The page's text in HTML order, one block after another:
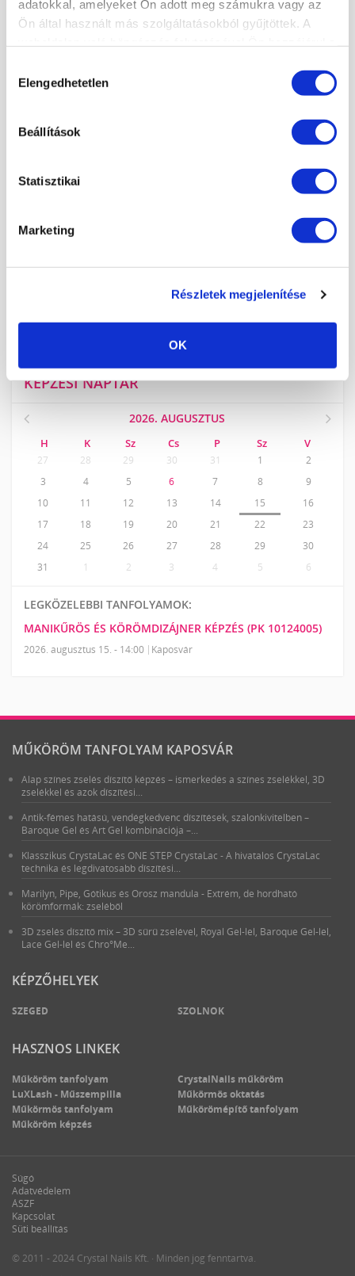
adatokkal, amelyeket Ön adott meg számukra vagy az
Ön által használt más szolgáltatásokból gyűjtöttek. A
kiválasztása
Elengedhetetlen
Beállítások
Statisztikai
Marketing
Részletek megjelenítése
OK
ISKOLÁNKRÓL
SZAKOKTATÓ KÉPZÉS
KÖRÖMHAJÓ
KÉPZÉSI NAPTÁR
2026. AUGUSZTUS
H K Sz Cs P Sz V
27 28 29 30 31 1
2
3
4 5 6 7 8
9
10
11 12 13 14 15
16
17
18 19 20 21 22
23
24
25 26 27 28 29
30
31
1 2 3 4 5 6
LEGKÖZELEBBI TANFOLYAMOK:
MANIKŰRÖS ÉS KÖRÖMDIZÁJNER KÉPZÉS (PK 10124005)
2026. augusztus 15. - 14:00 Kaposvár
MŰKÖRÖM TANFOLYAM KAPOSVÁR
Alap színes zselés díszítő képzés – ismerkedés a színes zselékkel, 3D
zselékkel és azok díszítési...
Antik-fémes hatású, vendégkedvenc díszítések, szalonkivitelben –
Baroque Gel és Art Gel kombinációja –...
Klasszikus CrystaLac és ONE STEP CrystaLac - A hivatalos CrystaLac
technika és legdivatosabb díszítési...
Marilyn, Pipe, Gótikus és Orosz mandula - Extrém, de hordható
körömformák: zseléből
3D zselés díszítő mix – 3D sűrű zselével, Royal Gel-lel, Baroque Gel-lel,
Lace Gel-lel és Chro°Me...
KÉPZŐHELYEK
SZEGED SZOLNOK
HASZNOS LINKEK
Műköröm tanfolyam
CrystalNails műköröm
LuXLash - Műszempilla
Műkörmös oktatás
Műkörmös tanfolyam
Műkörömépítő tanfolyam
Műköröm képzés
Súgó
Adatvédelem
ÁSZF
Kapcsolat
Süti beállítás
© 2011 - 2024 Crystal Nails Kft. · Minden jog fenntartva.